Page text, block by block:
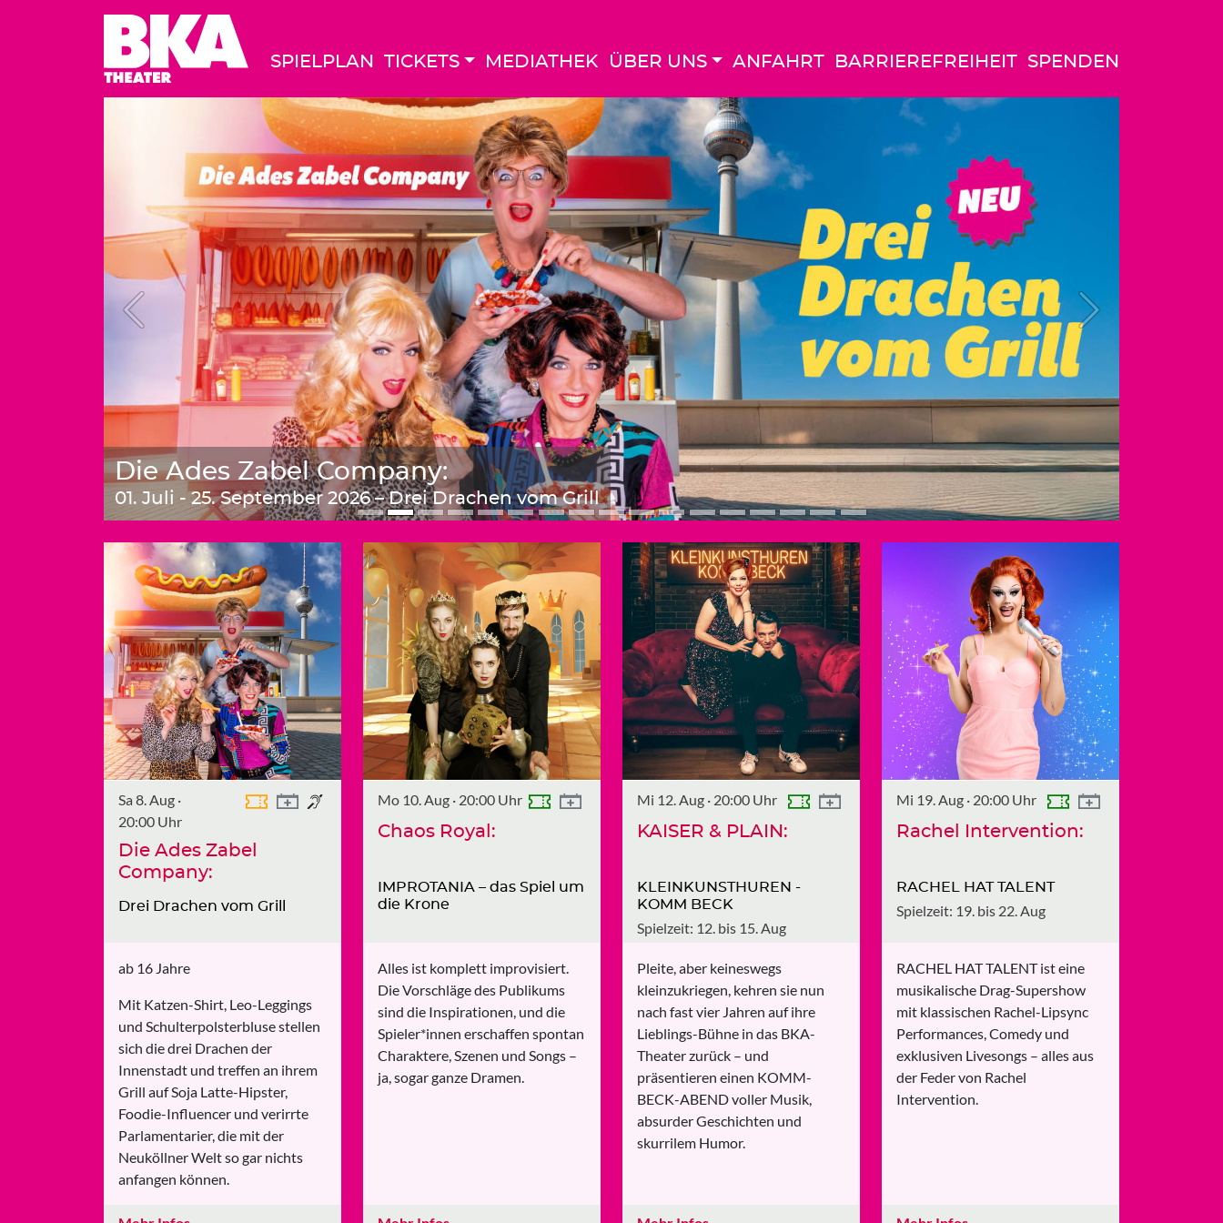
SPIELPLAN TICKETS MEDIATHEK ÜBER UNS ANFAHRT BARRIEREFREIHEIT SPENDEN
Die Ades Zabel Company:
01. Juli - 25. September 2026 – Drei Drachen vom Grill
Previous Next
Sa 8. Aug ·
20:00 Uhr
Die Ades Zabel
Company:
Drei Drachen vom Grill
ab 16 Jahre
Mit Katzen-Shirt, Leo-Leggings
und Schulterpolsterbluse stellen
sich die drei Drachen der
Innenstadt und treffen an ihrem
Grill auf Soja Latte-Hipster,
Foodie-Influencer und verirrte
Parlamentarier, die mit der
Neuköllner Welt so gar nichts
anfangen können.
Mo 10. Aug · 20:00 Uhr
Chaos Royal:
IMPROTANIA – das Spiel um
die Krone
Alles ist komplett improvisiert.
Die Vorschläge des Publikums
sind die Inspirationen, und die
Spieler*innen erschaffen spontan
Charaktere, Szenen und Songs –
ja, sogar ganze Dramen.
Mi 12. Aug · 20:00 Uhr
KAISER & PLAIN:
KLEINKUNSTHUREN -
KOMM BECK
Spielzeit: 12. bis 15. Aug
Pleite, aber keineswegs
kleinzukriegen, kehren sie nun
nach fast vier Jahren auf ihre
Lieblings-Bühne in das BKA-
Theater zurück – und
präsentieren einen KOMM-
BECK-ABEND voller Musik,
absurder Geschichten und
skurrilem Humor.
Mi 19. Aug · 20:00 Uhr
Rachel Intervention:
RACHEL HAT TALENT
Spielzeit: 19. bis 22. Aug
RACHEL HAT TALENT ist eine
musikalische Drag-Supershow
mit klassischen Rachel-Lipsync
Performances, Comedy und
exklusiven Livesongs – alles aus
der Feder von Rachel
Intervention.